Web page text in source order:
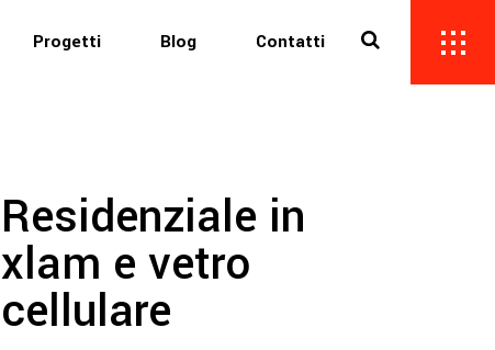
Progetti Blog Contatti
Residenziale in
xlam e vetro
cellulare